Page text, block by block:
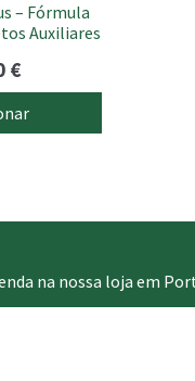
– Fórmula
Auxiliares
€
na nossa loja em